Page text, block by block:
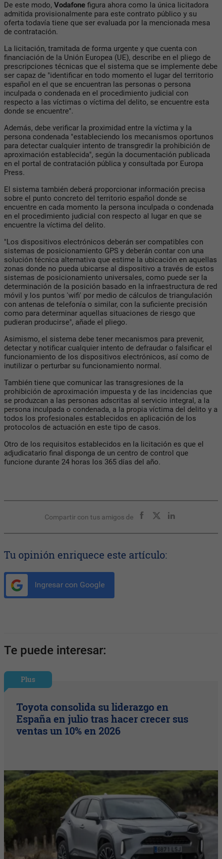
De este modo, Vodafone figura ahora como la única licitadora
admitida provisionalmente para este contrato público y su
oferta todavía tiene que ser evaluada por la mencionada mesa
de contratación.
La licitación, tramitada de forma urgente y que cuenta con
financiación de la Unión Europea (UE), describe en el pliego de
prescripciones técnicas que el sistema que se implemente debe
ser capaz de "identificar en todo momento el lugar del territorio
español en el que se encuentran las personas o persona
inculpada o condenada en el procedimiento judicial con
respecto a las víctimas o víctima del delito, se encuentre esta
donde se encuentre".
Además, debe verificar la proximidad entre la víctima y la
persona condenada "estableciendo los mecanismos oportunos
para detectar cualquier intento de transgredir la prohibición de
aproximación establecida", según la documentación publicada
en el portal de contratación pública y consultada por Europa
Press.
El sistema también deberá proporcionar información precisa
sobre el punto concreto del territorio español donde se
encuentre en cada momento la persona inculpada o condenada
en el procedimiento judicial con respecto al lugar en que se
encuentre la víctima del delito.
"Los dispositivos electrónicos deberán ser compatibles con
sistemas de posicionamiento GPS y deberán contar con una
solución técnica alternativa que estime la ubicación en aquellas
zonas donde no pueda ubicarse al dispositivo a través de estos
sistemas de posicionamiento universales, como puede ser la
determinación de la posición basado en la infraestructura de red
móvil y los puntos 'wifi' por medio de cálculos de triangulación
con antenas de telefonía o similar, con la suficiente precisión
como para determinar aquellas situaciones de riesgo que
pudieran producirse", añade el pliego.
Asimismo, el sistema debe tener mecanismos para prevenir,
detectar y notificar cualquier intento de defraudar o falsificar el
funcionamiento de los dispositivos electrónicos, así como de
inutilizar o perturbar su funcionamiento normal.
También tiene que comunicar las transgresiones de la
prohibición de aproximación impuesta y de las incidencias que
se produzcan a las personas adscritas al servicio integral, a la
persona inculpada o condenada, a la propia víctima del delito y a
todos los profesionales establecidos en aplicación de los
protocolos de actuación en este tipo de casos.
Otro de los requisitos establecidos en la licitación es que el
adjudicatario final disponga de un centro de control que
funcione durante 24 horas los 365 días del año.
Compartir con tus amigos de
Tu opinión enriquece este artículo:
Ingresar con Google
Te puede interesar:
Plus
Toyota consolida su liderazgo en
España en julio tras hacer crecer sus
ventas un 10% en 2026